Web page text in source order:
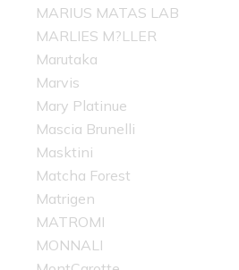
MARIUS MATAS LAB
MARLIES M?LLER
Marutaka
Marvis
Mary Platinue
Mascia Brunelli
Masktini
Matcha Forest
Matrigen
MATROMI
MONNALI